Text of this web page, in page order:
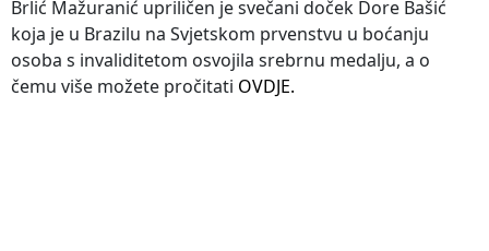
Brlić Mažuranić upriličen je svečani doček Dore Bašić
koja je u Brazilu na Svjetskom prvenstvu u boćanju
osoba s invaliditetom osvojila srebrnu medalju, a o
čemu više možete pročitati OVDJE.